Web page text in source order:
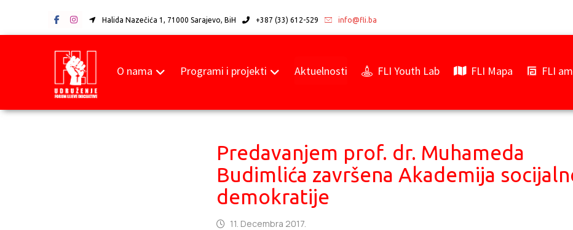
Halida Nazečića 1, 71000 Sarajevo, BiH +387 (33) 612-529 info@fli.ba
O nama Programi i projekti Aktuelnosti FLI Youth Lab FLI Mapa FLI
Predavanjem prof. dr. Muhameda
Budimlića završena Akademija
demokratije
11. Decembra 2017.